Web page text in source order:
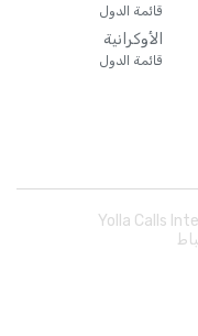
قائمة الدول
الأوكرانية
قائمة الدول